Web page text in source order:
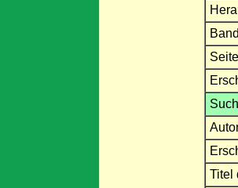
Band
Titel